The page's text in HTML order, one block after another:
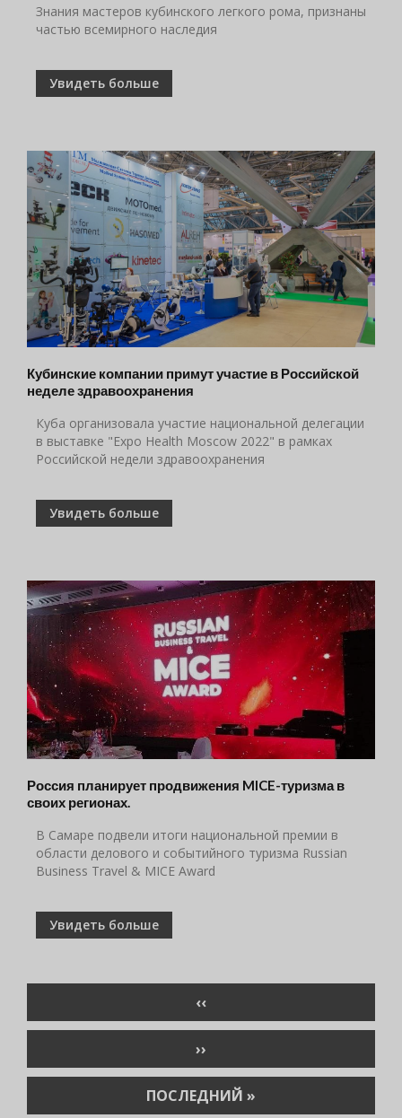
Знания мастеров кубинского легкого рома, признаны
частью всемирного наследия
Увидеть больше
Кубинские компании примут участие в Российской
неделе здравоохранения
Куба организовала участие национальной делегации
в выставке "Expo Health Moscow 2022" в рамках
Российской недели здравоохранения
Увидеть больше
Россия планирует продвижения MICE-туризма в
своих регионах.
В Самаре подвели итоги национальной премии в
области делового и событийного туризма Russian
Business Travel & MICE Award
Увидеть больше
ПРЕДЫДУЩАЯ
СТРАНИЦА
‹‹
СЛЕДУЮЩАЯ
СТРАНИЦА
››
ПОСЛЕДНЯЯ
ПОСЛЕДНИЙ »